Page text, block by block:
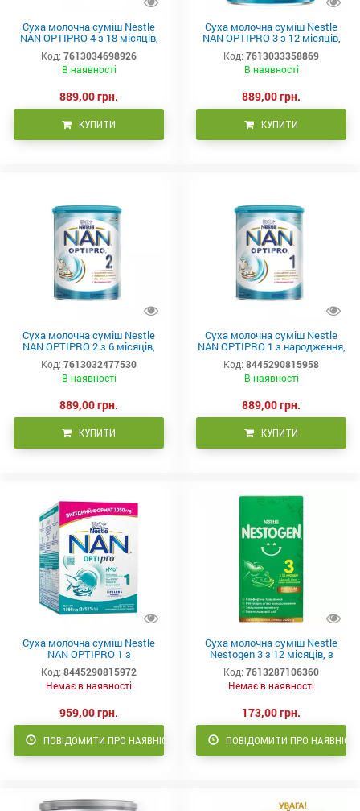
Суха молочна суміш Nestle
NAN OPTIPRO 4 з 18 місяців,
800 г
Код: 7613034698926
В наявності
889,00 грн.
КУПИТИ
Суха молочна суміш Nestle
NAN OPTIPRO 3 з 12 місяців,
800 г
Код: 7613033358869
В наявності
889,00 грн.
КУПИТИ
Суха молочна суміш Nestle
NAN OPTIPRO 2 з 6 місяців,
800 г
Код: 7613032477530
В наявності
889,00 грн.
КУПИТИ
Суха молочна суміш Nestle
NAN OPTIPRO 1 з народження,
800 г
Код: 8445290815958
В наявності
889,00 грн.
КУПИТИ
Суха молочна суміш Nestle
NAN OPTIPRO 1 з
олігосахаридом 2'FL від
народження, 1050 г
Код: 8445290815972
Немає в наявності
959,00 грн.
ПОВІДОМИТИ ПРО НАЯВНІСТЬ
Суха молочна суміш Nestle
Nestogen 3 з 12 місяців, з
лактобактеріями 300 г
Код: 7613287106360
Немає в наявності
173,00 грн.
ПОВІДОМИТИ ПРО